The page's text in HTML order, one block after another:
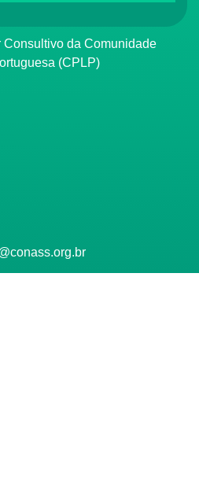
(CPLP)